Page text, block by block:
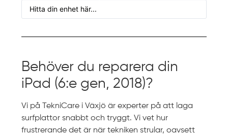
Behöver du reparera din
iPad (6:e gen, 2018)?
Vi på TekniCare i Växjö är experter på att laga
surfplattor snabbt och tryggt. Vi vet hur
frustrerande det är när tekniken strular, oavsett